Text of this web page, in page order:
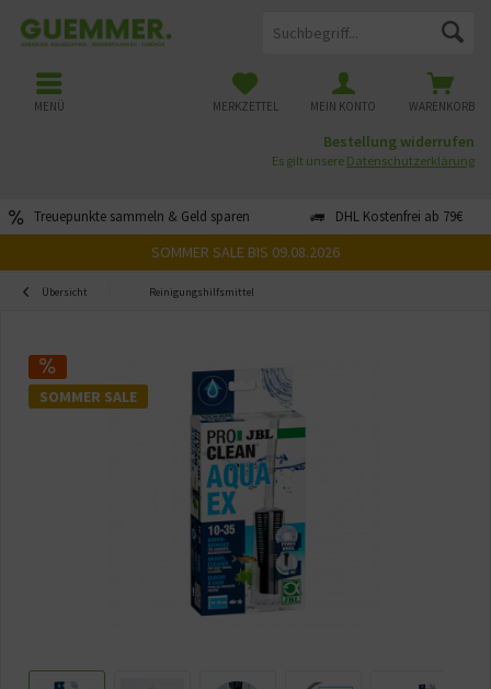
Treuepunkte sammeln & Geld sparen DHL Kostenfrei ab 79€
WARENKORB
MERKZETTEL MEIN KONTO
MENÜ
Bestellung widerrufen
Es gilt unsere Datenschutzerklärung
SOMMER SALE BIS 09.08.2026
Übersicht Reinigungshilfsmittel
SOMMER SALE